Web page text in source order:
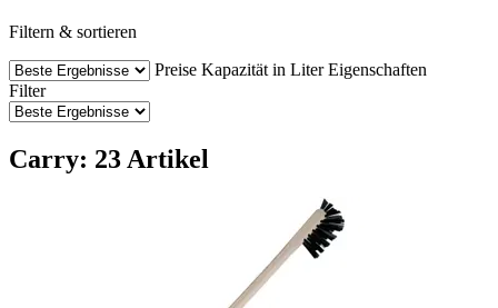
Filtern & sortieren
Preise Kapazität in Liter Eigenschaften
Filter
Carry: 23 Artikel